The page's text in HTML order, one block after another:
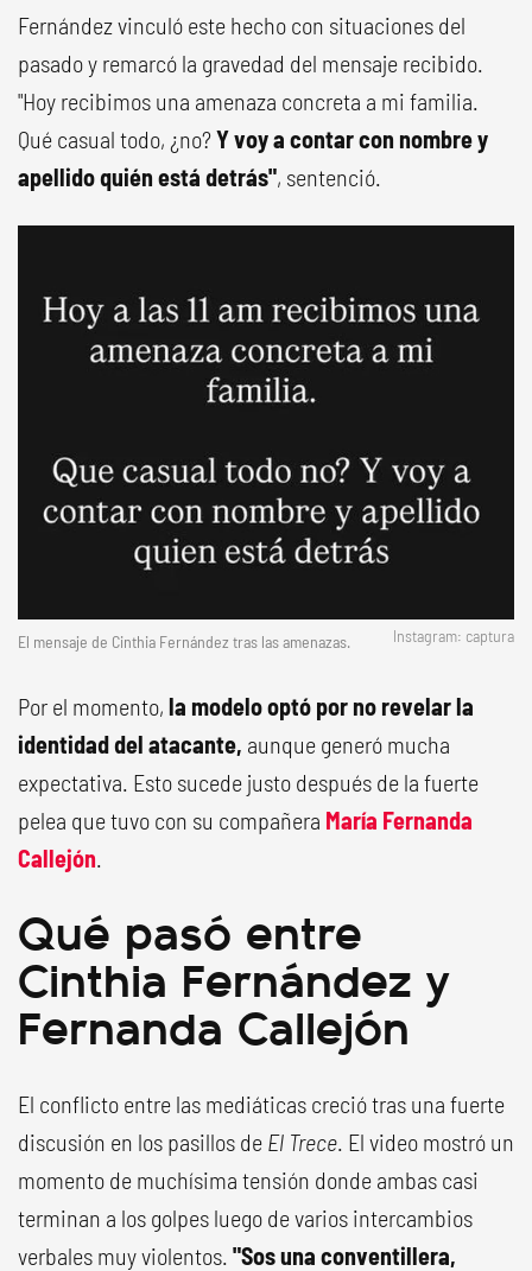
Fernández vinculó este hecho con situaciones del
pasado y remarcó la gravedad del mensaje recibido.
"Hoy recibimos una amenaza concreta a mi familia.
Qué casual todo, ¿no?Y voy a contar con nombre y
apellido quién está detrás", sentenció.
El mensaje de Cinthia Fernández tras las amenazas. Instagram: captura
Por el momento, la modelo optó por no revelar la
identidad del atacante, aunque generó mucha
expectativa. Esto sucede justo después de la fuerte
pelea que tuvo con su compañera María Fernanda
Callejón
Qué pasó entre
Cinthia Fernández y
Fernanda Callejón
El conflicto entre las mediáticas creció tras una fuerte
discusión en los pasillos de El Trece . El video mostró un
momento de muchísima tensión donde ambas casi
terminan a los golpes luego de varios intercambios
verbales muy violentos. "Sos una conventillera,